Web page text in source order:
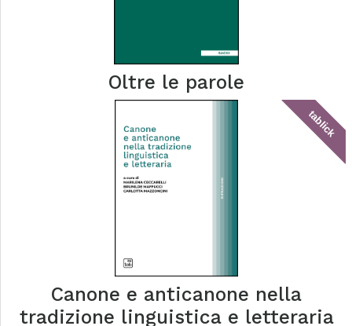
Oltre le parole
tablick
Canone e anticanone nella
tradizione linguistica e letteraria